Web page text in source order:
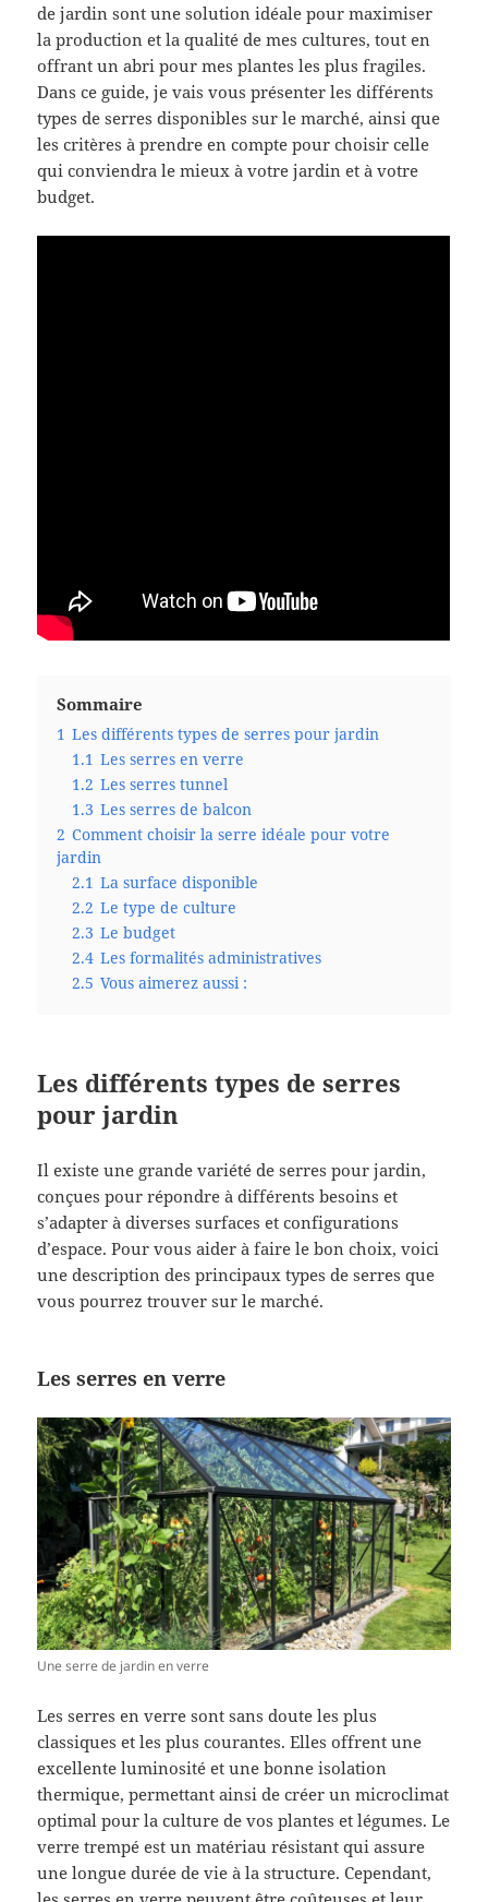
de jardin sont une solution idéale pour maximiser
la production et la qualité de mes cultures, tout en
offrant un abri pour mes plantes les plus fragiles.
Dans ce guide, je vais vous présenter les différents
types de serres disponibles sur le marché, ainsi que
les critères à prendre en compte pour choisir celle
qui conviendra le mieux à votre jardin et à votre
budget.
Sommaire
1 Les différents types de serres pour jardin
1.1 Les serres en verre
1.2 Les serres tunnel
1.3 Les serres de balcon
2 Comment choisir la serre idéale pour votre
jardin
2.1 La surface disponible
2.2 Le type de culture
2.3 Le budget
2.4 Les formalités administratives
2.5 Vous aimerez aussi :
Les différents types de serres
pour jardin
Il existe une grande variété de serres pour jardin,
conçues pour répondre à différents besoins et
s’adapter à diverses surfaces et configurations
d’espace. Pour vous aider à faire le bon choix, voici
une description des principaux types de serres que
vous pourrez trouver sur le marché.
Les serres en verre
Une serre de jardin en verre
Les serres en verre sont sans doute les plus
classiques et les plus courantes. Elles offrent une
excellente luminosité et une bonne isolation
thermique, permettant ainsi de créer un microclimat
optimal pour la culture de vos plantes et légumes. Le
verre trempé est un matériau résistant qui assure
une longue durée de vie à la structure. Cependant,